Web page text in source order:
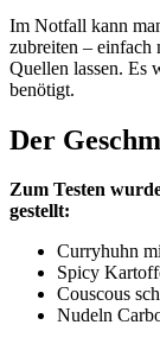
Im Notfall kann
zubreiten – einfach
Quellen lassen. Es
benötigt.
Der
Zum Testen
gestellt:
Curryhuhn
Spicy
Couscous
Nudeln